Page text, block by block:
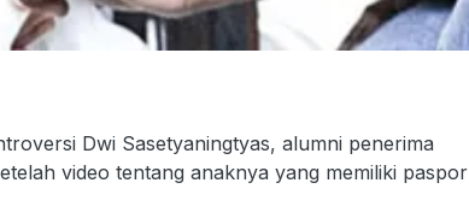
Dwi Sasetyaningtyas, alumni penerima
video tentang anaknya yang memiliki paspor